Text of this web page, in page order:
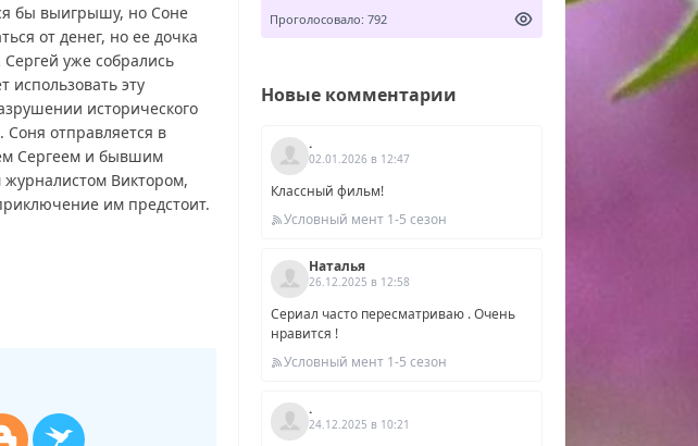
бы выигрышу, но Соне
от денег, но ее дочка
уже собрались
эту
исторического
отправляется в
Сергеем и бывшим
Виктором,
им предстоит.
последний
Миллионерша выпуск
прямой эфир
онлайн, самое интересное
Проголосовало: 792
Новые комментарии
.
02.01.2026 в 12:47
Классный фильм!
Условный мент 1-5 сезон
Наталья
26.12.2025 в 12:58
Сериал часто пересматриваю . Очень
нравится !
Условный мент 1-5 сезон
.
24.12.2025 в 10:21